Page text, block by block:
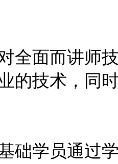
全面而讲师
的技术，同
础学员通过